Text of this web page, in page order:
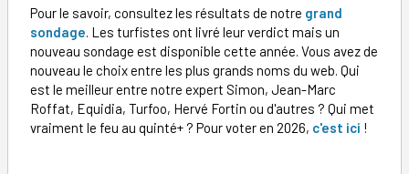
Pour le savoir, consultez les résultats de notre grand
sondage. Les turfistes ont livré leur verdict mais un
nouveau sondage est disponible cette année. Vous avez de
nouveau le choix entre les plus grands noms du web. Qui
est le meilleur entre notre expert Simon, Jean-Marc
Roffat, Equidia, Turfoo, Hervé Fortin ou d'autres ? Qui met
vraiment le feu au quinté+ ? Pour voter en 2026, c'est ici !